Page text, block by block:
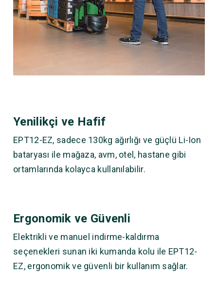
Yenilikçi ve Hafif
EPT12-EZ, sadece 130kg ağırlığı ve güçlü Li-Ion
bataryası ile mağaza, avm, otel, hastane gibi
ortamlarında kolayca kullanılabilir.
Ergonomik ve Güvenli
Elektrikli ve manuel indirme-kaldırma
seçenekleri sunan iki kumanda kolu ile EPT12-
EZ, ergonomik ve güvenli bir kullanım sağlar.